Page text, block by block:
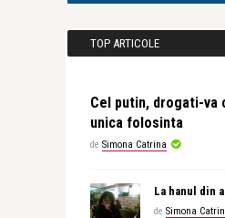
TOP ARTICOLE
Cel putin, drogati-va
unica folosinta
de Simona Catrina
La hanul din
de Simona